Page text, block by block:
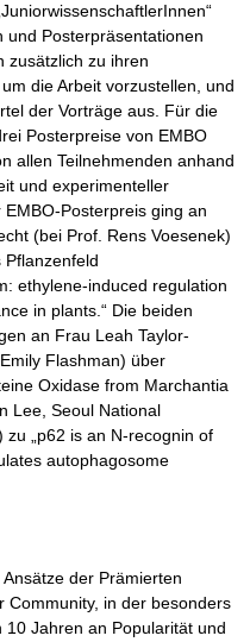
und Posterpräsentationen
zusätzlich zu ihren
die Arbeit vorzustellen, und
der Vorträge aus. Für die
Posterpreise von EMBO
allen Teilnehmenden anhand
und experimenteller
Posterpreis ging an
(bei Prof. Rens Voesenek)
ethylene-induced regulation
in plants.“ Die beiden
an Frau Leah Taylor-
Flashman) über
Oxidase from Marchantia
Lee, Seoul National
zu „p62 is an N-recognin of
autophagosome
der Prämierten
Community, in der besonders
Jahren an Popularität und